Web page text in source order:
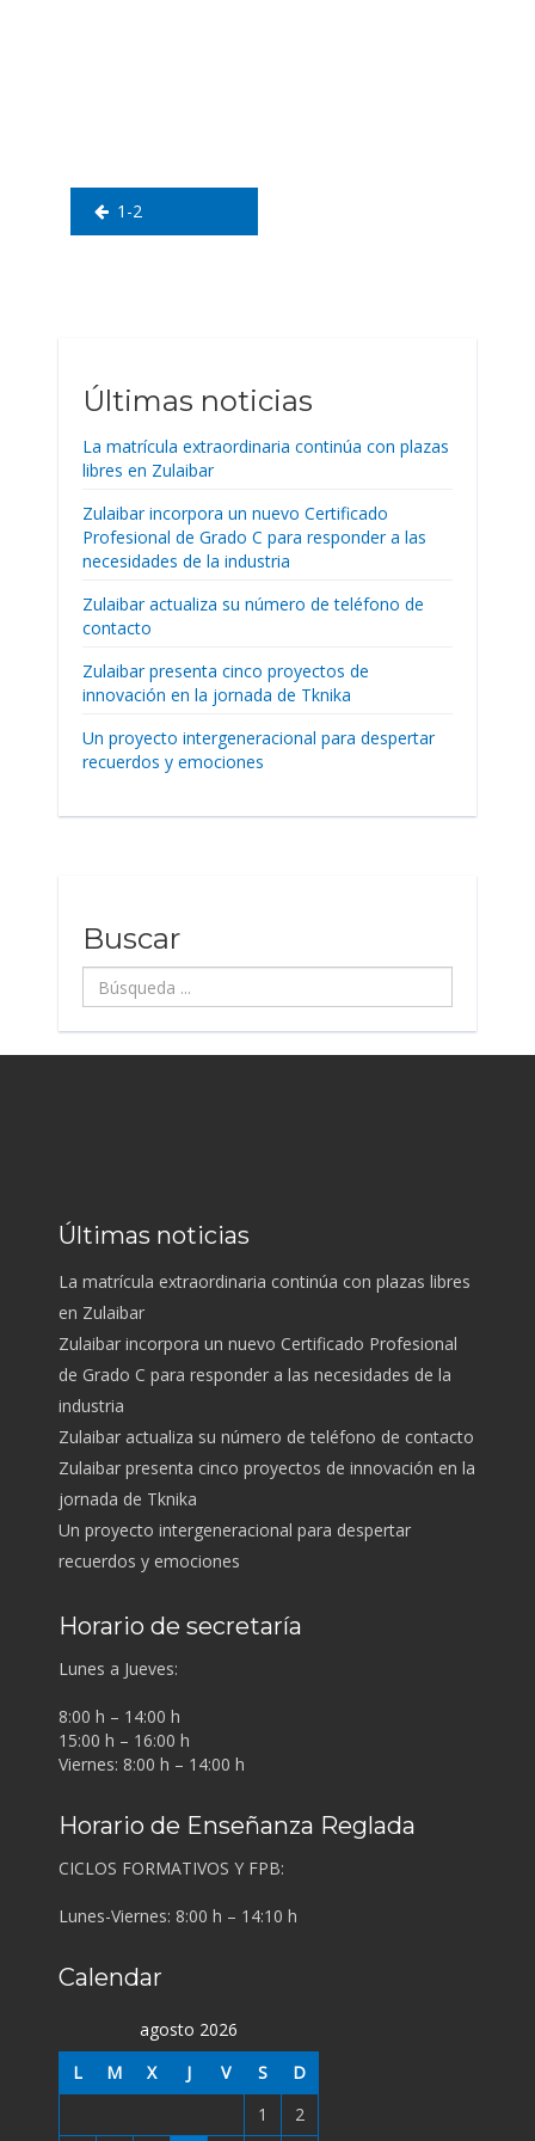
1-2
Últimas noticias
La matrícula extraordinaria continúa con plazas
libres en Zulaibar
Zulaibar incorpora un nuevo Certificado
Profesional de Grado C para responder a las
necesidades de la industria
Zulaibar actualiza su número de teléfono de
contacto
Zulaibar presenta cinco proyectos de
innovación en la jornada de Tknika
Un proyecto intergeneracional para despertar
recuerdos y emociones
Buscar
Búsqueda
...
Últimas noticias
La matrícula extraordinaria continúa con plazas libres
en Zulaibar
Zulaibar incorpora un nuevo Certificado Profesional
de Grado C para responder a las necesidades de la
industria
Zulaibar actualiza su número de teléfono de contacto
Zulaibar presenta cinco proyectos de innovación en la
jornada de Tknika
Un proyecto intergeneracional para despertar
recuerdos y emociones
Horario de secretaría
Lunes a Jueves:
8:00 h – 14:00 h
15:00 h – 16:00 h
Viernes: 8:00 h – 14:00 h
Horario de Enseñanza Reglada
CICLOS FORMATIVOS Y FPB:
Lunes-Viernes: 8:00 h – 14:10 h
Calendar
agosto 2026
L
M X J V S
D
1
2